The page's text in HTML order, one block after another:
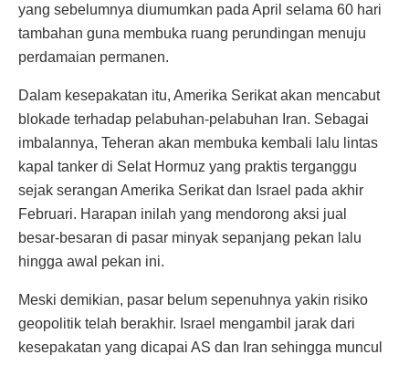
yang sebelumnya diumumkan pada April selama 60 hari
tambahan guna membuka ruang perundingan menuju
perdamaian permanen.
Dalam kesepakatan itu, Amerika Serikat akan mencabut
blokade terhadap pelabuhan-pelabuhan Iran. Sebagai
imbalannya, Teheran akan membuka kembali lalu lintas
kapal tanker di Selat Hormuz yang praktis terganggu
sejak serangan Amerika Serikat dan Israel pada akhir
Februari. Harapan inilah yang mendorong aksi jual
besar-besaran di pasar minyak sepanjang pekan lalu
hingga awal pekan ini.
Meski demikian, pasar belum sepenuhnya yakin risiko
geopolitik telah berakhir. Israel mengambil jarak dari
kesepakatan yang dicapai AS dan Iran sehingga muncul